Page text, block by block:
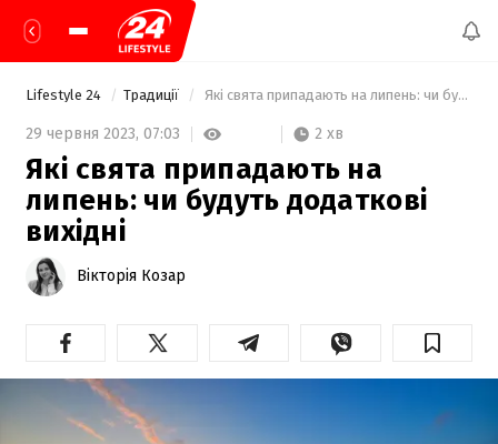
Lifestyle 24 Традиції Які свята припадають на липень: чи будуть додаткові вихідні
29 червня 2023, 07:03 2 хв
Які свята припадають на
липень: чи будуть додаткові
вихідні
Вікторія Козар